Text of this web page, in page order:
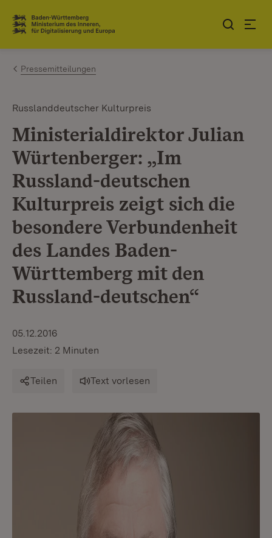
Zum Inhalt springen
Link zur Startseite
Pressemitteilungen
Russlanddeutscher Kulturpreis
Ministerialdirektor Julian
Würtenberger: „Im
Russland-deutschen
Kulturpreis zeigt sich die
besondere Verbundenheit
des Landes Baden-
Württemberg mit den
Russland-deutschen“
05.12.2016
Lesezeit: 2 Minuten
Teilen Text vorlesen